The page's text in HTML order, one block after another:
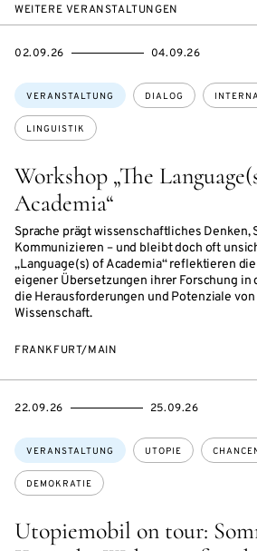
WEITERE VERANSTALTUNGEN
Workshop „The
Academia“
Sprache prägt wissenschaftliches Denken,
Kommunizieren – und bleibt doch oft
„Language(s) of Academia“ reflektieren
eigener Übersetzungen ihrer Forschung in
die Herausforderungen und Potenziale
Wissenschaft.
Themen:
VERANSTALTUNG DIALOG
LINGUISTIK
EVENTBEGINSON
02.09.26
EVENTENDSON 04.09.26
FRANKFURT/MAIN
Utopiemobil on tour:
Themen:
VERANSTALTUNG UTOPIE
DEMOKRATIE
EVENTBEGINSON
22.09.26
EVENTENDSON 25.09.26